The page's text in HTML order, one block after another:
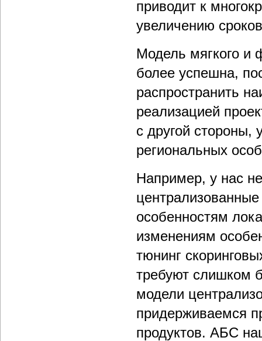
приводит к
увеличению
Модель мягкого и
более успешна,
распространить
реализацией
с другой стороны,
региональных
Например, у нас
особенностям
изменениям
тюнинг
требуют слишком
модели
придерживаемся
продуктов. АБС